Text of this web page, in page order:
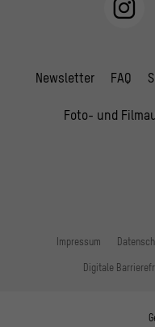
Newsletter FAQ
Foto- und
Impressum
Digitale